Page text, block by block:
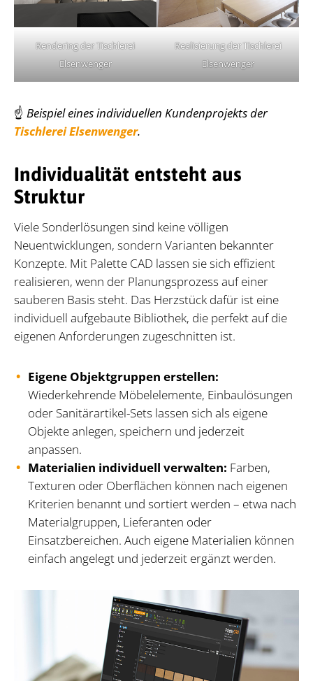
Rendering der Tischlerei
Elsenwenger
Realisierung der Tischlerei
Elsenwenger
☝️ Beispiel eines individuellen Kundenprojekts der
Tischlerei Elsenwenger.
Individualität entsteht aus
Struktur
Viele Sonderlösungen sind keine völligen
Neuentwicklungen, sondern Varianten bekannter
Konzepte. Mit Palette CAD lassen sie sich effizient
realisieren, wenn der Planungsprozess auf einer
sauberen Basis steht. Das Herzstück dafür ist eine
individuell aufgebaute Bibliothek, die perfekt auf die
eigenen Anforderungen zugeschnitten ist.
Eigene Objektgruppen erstellen:
Wiederkehrende Möbelelemente, Einbaulösungen
oder Sanitärartikel-Sets lassen sich als eigene
Objekte anlegen, speichern und jederzeit
anpassen.
Materialien individuell verwalten: Farben,
Texturen oder Oberflächen können nach eigenen
Kriterien benannt und sortiert werden – etwa nach
Materialgruppen, Lieferanten oder
Einsatzbereichen. Auch eigene Materialien können
einfach angelegt und jederzeit ergänzt werden.